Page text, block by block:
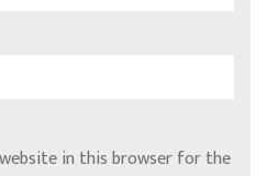
website in this browser for the